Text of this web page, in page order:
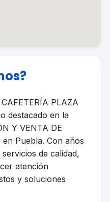
PLAZA
destacado en la
Y VENTA DE
en Puebla. Con años
de calidad,
atención
y soluciones